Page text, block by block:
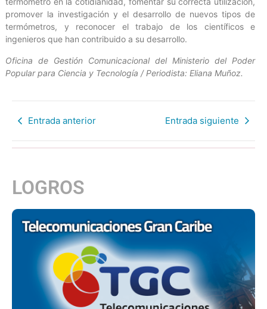
promover la investigación y el desarrollo de nuevos tipos de
termómetros, y reconocer el trabajo de los científicos e
ingenieros que han contribuido a su desarrollo.
Oficina de Gestión Comunicacional del Ministerio del Poder
Popular para Ciencia y Tecnología / Periodista: Eliana Muñoz.
Entrada anterior Entrada siguiente
LOGROS